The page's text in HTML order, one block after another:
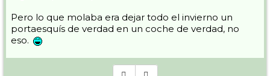
Pero lo que molaba era dejar todo el invierno un
portaesquís de verdad en un coche de verdad, no
eso.